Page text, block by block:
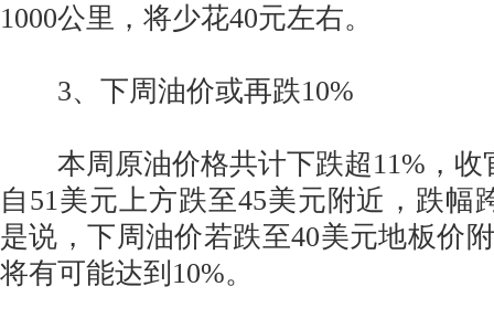
1000公里，将少花40元左右。
3、下周油价或再跌10%
本周原油价格共计下跌超11%，收
自51美元上方跌至45美元附近，跌幅
是说，下周油价若跌至40美元地板价
将有可能达到10%。